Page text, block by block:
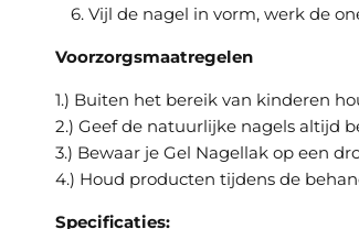
Vijl de nagel in vorm, werk de
Voorzorgsmaatregelen
1.) Buiten het bereik van kinderen
2.) Geef de natuurlijke nagels altijd
3.) Bewaar je Gel Nagellak op een
4.) Houd producten tijdens de
Specificaties: